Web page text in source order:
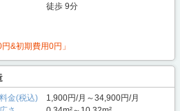
徒歩 9分
&初期費用0円」
料金(税込)
1,900円/月～34,900円/月